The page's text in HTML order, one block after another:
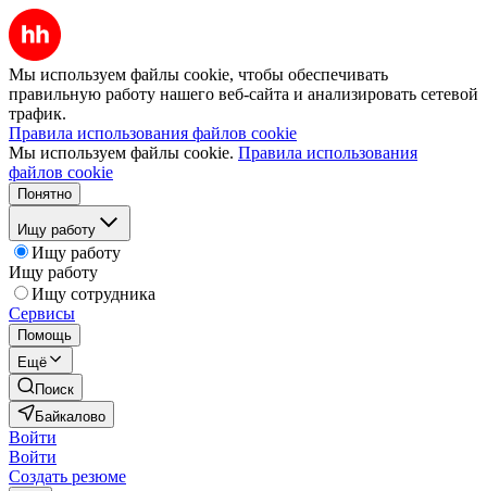
Мы используем файлы cookie, чтобы обеспечивать
правильную работу нашего веб-сайта и анализировать сетевой
трафик.
Правила использования файлов cookie
Мы используем файлы cookie. Правила использования
файлов cookie
Понятно
Ищу работу
Ищу работу
Ищу работу
Ищу сотрудника
Сервисы
Помощь
Ещё
Поиск
Байкалово
Войти
Войти
Создать резюме